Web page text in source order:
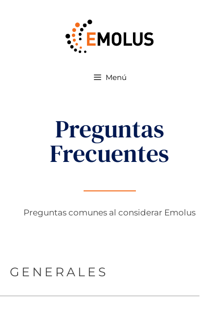
Menú
Preguntas
Frecuentes
Preguntas comunes al considerar Emolus
GENERALES